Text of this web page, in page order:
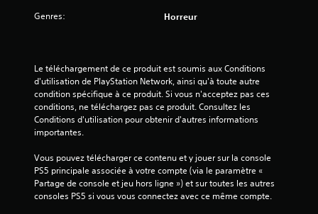
(
1
a
v
Genres: Horreur
Le téléchargement de ce produit est soumis aux Conditions
d'utilisation de PlayStation Network, ainsi qu'à toute autre
condition spécifique à ce produit. Si vous n'acceptez pas ces
conditions, ne téléchargez pas ce produit. Consultez les
Conditions d'utilisation pour obtenir d'autres informations
importantes.
Vous pouvez télécharger ce contenu et y jouer sur la console
PS5 principale associée à votre compte (via le paramètre «
Partage de console et jeu hors ligne ») et sur toutes les autres
consoles PS5 si vous vous connectez avec ce même compte.